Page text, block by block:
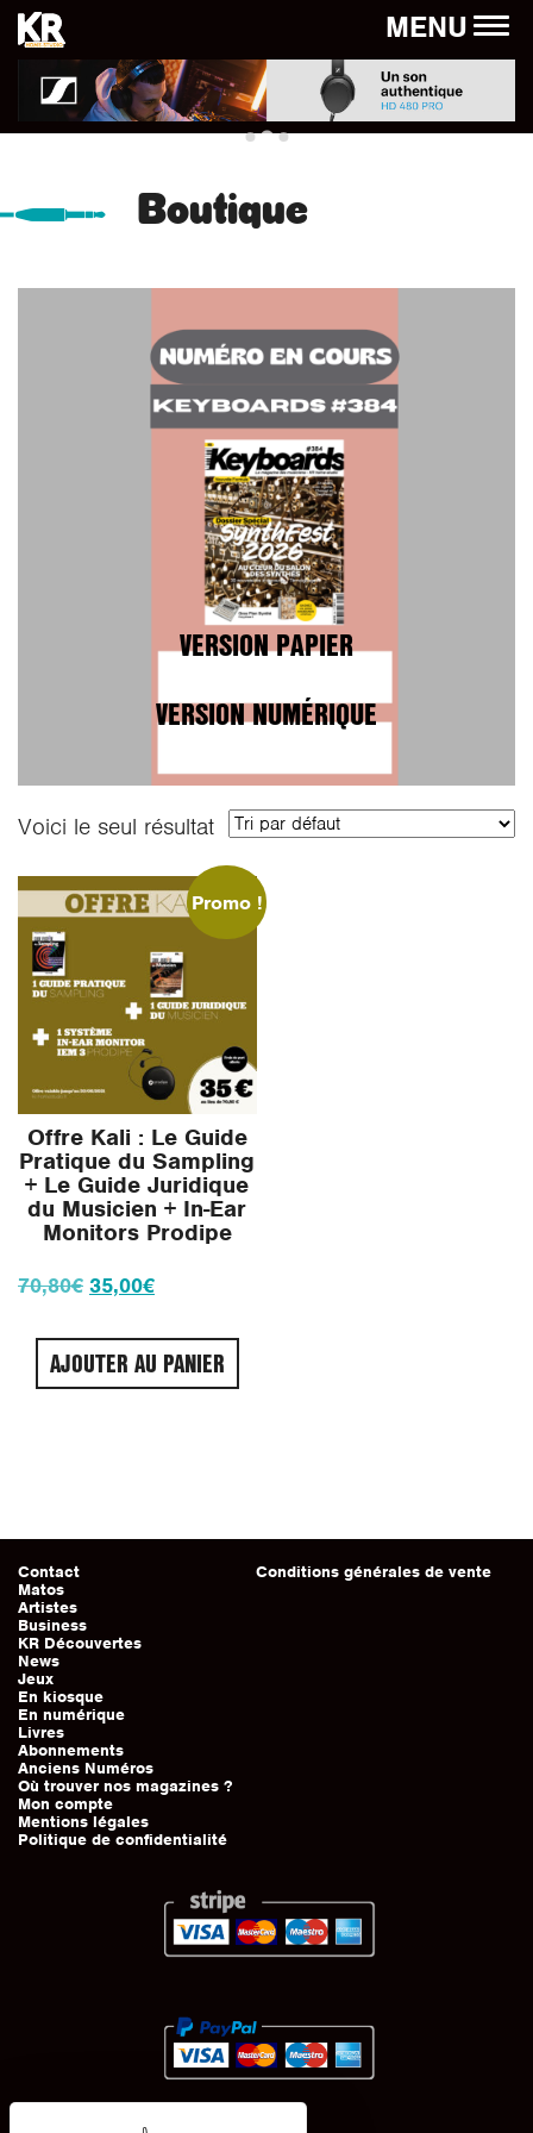
MENU
Boutique
VERSION PAPIER
VERSION NUMÉRIQUE
Voici le seul résultat
Promo !
Offre Kali : Le Guide
Pratique du Sampling
+ Le Guide Juridique
du Musicien + In-Ear
Monitors Prodipe
70,80€ Le
initial
était :
35,00€Le
actuel
est :
AJOUTER AU PANIER
Contact
Matos
Artistes
Business
KR Découvertes
News
Jeux
En kiosque
En numérique
Livres
Abonnements
Anciens Numéros
Où trouver nos magazines ?
Mon compte
Mentions légales
Politique de confidentialité
Conditions générales de vente
Panneau de gestion des cookies